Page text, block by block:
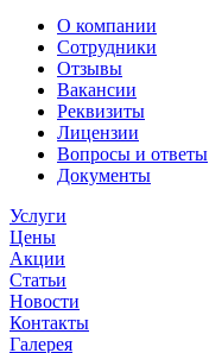
О компании
Сотрудники
Отзывы
Вакансии
Реквизиты
Лицензии
Вопросы и ответы
Документы
Услуги
Цены
Акции
Статьи
Новости
Контакты
Галерея